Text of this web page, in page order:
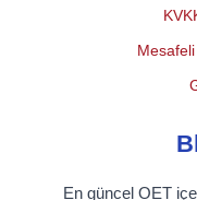
En güncel OET